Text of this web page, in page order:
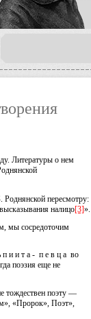
Литературы о нем
Роднянской пересмотру:
налицо[3]».
мы сосредоточим
п и и т а - п е в ц а во
поэзия еще не
тождествен поэту —
«Пророк», Поэт»,